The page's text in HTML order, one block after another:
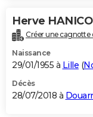
Herve
Créer une cagnotte
Naissance
29/01/1955 à Lille (
Décès
28/07/2018 à